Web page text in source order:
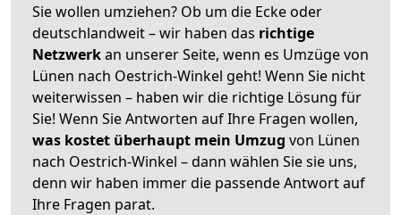
Sie wollen umziehen? Ob um die Ecke oder
deutschlandweit – wir haben das richtige
Netzwerkan unserer Seite, wenn es Umzüge von
Lünen nach Oestrich-Winkel geht! Wenn Sie nicht
weiterwissen – haben wir die richtige Lösung für
Sie! Wenn Sie Antworten auf Ihre Fragen wollen,
was kostet überhaupt mein Umzug von Lünen
nach Oestrich-Winkel – dann wählen Sie sie uns,
denn wir haben immer die passende Antwort auf
Ihre Fragen parat.